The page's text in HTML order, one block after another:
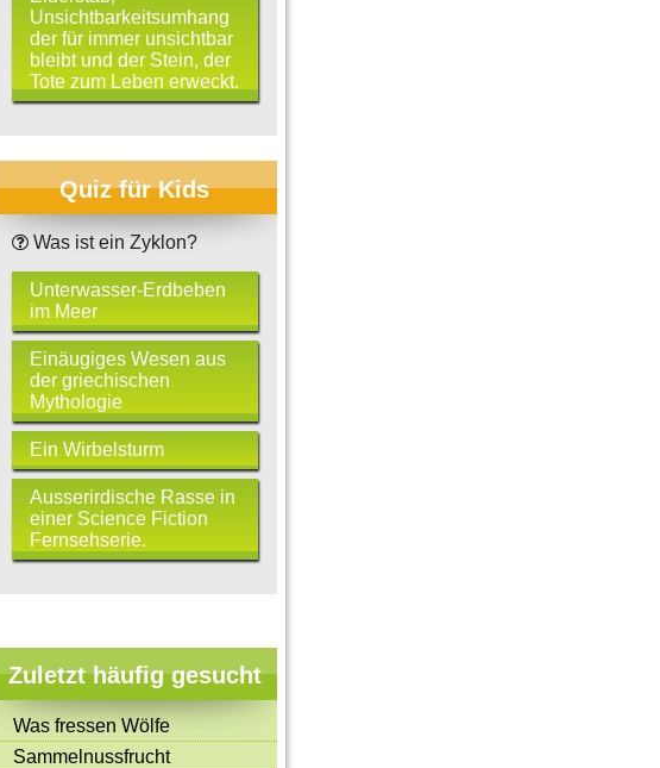
Unsichtbarkeitsumhang
der für immer unsichtbar
bleibt und der Stein, der
Tote zum Leben erweckt.
Quiz für Kids
Was ist ein Zyklon?
Unterwasser-Erdbeben
im Meer
Einäugiges Wesen aus
der griechischen
Mythologie
Ein Wirbelsturm
Ausserirdische Rasse in
einer Science Fiction
Fernsehserie.
Zuletzt häufig gesucht
Was fressen Wölfe
Sammelnussfrucht